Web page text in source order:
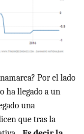
Por el lado
ha llegado a un
una
que tras la